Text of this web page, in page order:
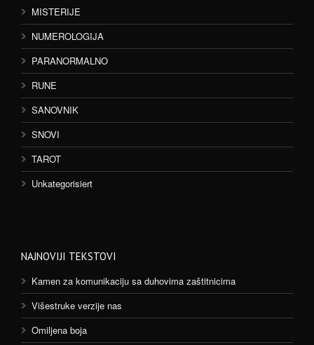
MISTERIJE
NUMEROLOGIJA
PARANORMALNO
RUNE
SANOVNIK
SNOVI
TAROT
Unkategorisiert
NAJNOVIJI TEKSTOVI
Kamen za komunikaciju sa duhovima zaštitnicima
Višestruke verzije nas
Omiljena boja